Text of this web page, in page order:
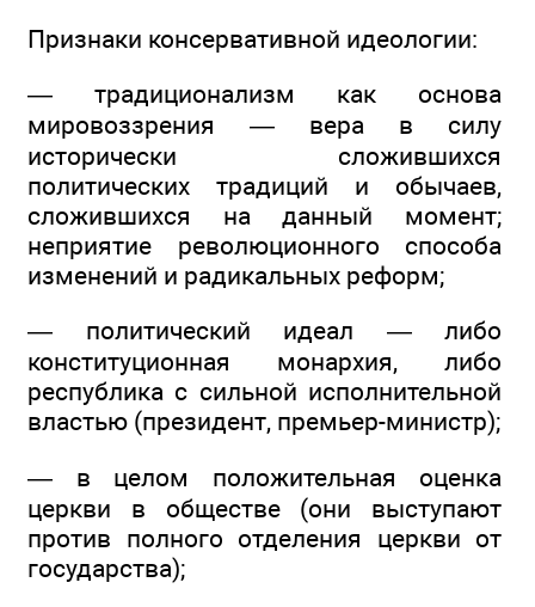
Признаки консервативной идеологии:
— традиционализм как основа
мировоззрения — вера в силу
исторически сложившихся
политических традиций и обычаев,
сложившихся на данный момент;
неприятие революционного способа
изменений и радикальных реформ;
— политический идеал — либо
конституционная монархия, либо
республика с сильной исполнительной
властью (президент, премьер-министр);
— в целом положительная оценка
церкви в обществе (они выступают
против полного отделения церкви от
государства);